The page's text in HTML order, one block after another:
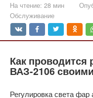
На чтение: 28 мин
Обслуживание
Как проводится
ВАЗ-2106
Регулировка света